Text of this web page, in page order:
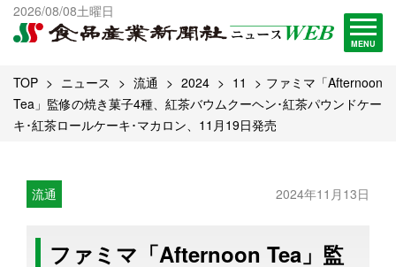
2026/08/08土曜日
MENU
出版物一覧へ
試読・購読申し込み
TOP ニュース 流通 2024 11
ファミマ「Afternoon
Tea」監修の焼き菓子4種、紅茶バウムクーヘン･紅茶パウンドケー
キ･紅茶ロールケーキ･マカロン、11月19日発売
流通 2024年11月13日
ファミマ「Afternoon Tea」監